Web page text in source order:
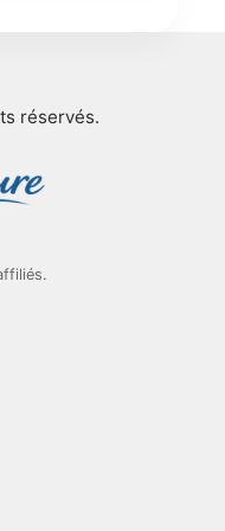
réservés.